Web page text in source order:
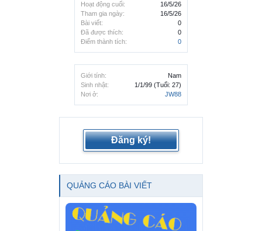
Hoạt động cuối:
16/5/26
Tham gia ngày:
16/5/26
Bài viết:
0
Đã được thích:
0
Điểm thành tích:
0
Giới tính:
Nam
Sinh nhật:
1/1/99 (Tuổi: 27)
Nơi ở:
JW88
Đăng ký!
QUẢNG CÁO BÀI VIẾT